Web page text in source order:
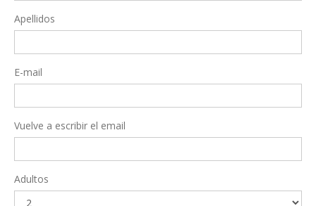
Apellidos
E-mail
Vuelve a escribir el email
Adultos